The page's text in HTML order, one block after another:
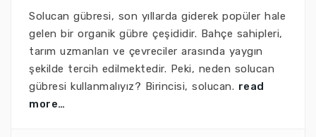
Solucan gübresi, son yıllarda giderek popüler hale
gelen bir organik gübre çeşididir. Bahçe sahipleri,
tarım uzmanları ve çevreciler arasında yaygın
şekilde tercih edilmektedir. Peki, neden solucan
gübresi kullanmalıyız? Birincisi, solucan. read
more…